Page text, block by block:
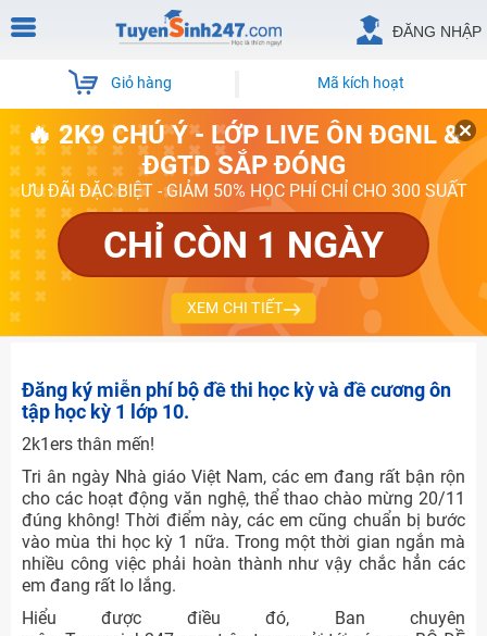
ĐĂNG NHẬP
Giỏ hàng Mã kích hoạt
🔥 2K9 CHÚ Ý - LỚP LIVE ÔN ĐGNL &
ĐGTD SẮP ĐÓNG
ƯU ĐÃI ĐẶC BIỆT - GIẢM 50% HỌC PHÍ CHỈ CHO 300 SUẤT
CHỈ CÒN 1 NGÀY
XEM CHI TIẾT
Đăng ký miễn phí bộ đề thi học kỳ và đề cương ôn
tập học kỳ 1 lớp 10.
2k1ers thân mến!
Tri ân ngày Nhà giáo Việt Nam, các em đang rất bận rộn
cho các hoạt động văn nghệ, thể thao chào mừng 20/11
đúng không! Thời điểm này, các em cũng chuẩn bị bước
vào mùa thi học kỳ 1 nữa. Trong một thời gian ngắn mà
nhiều công việc phải hoàn thành như vậy chắc hẳn các
em đang rất lo lắng.
Hiểu được điều đó, Ban chuyên